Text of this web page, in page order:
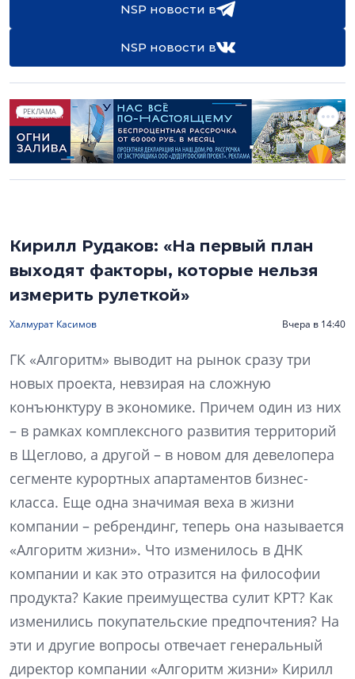
NSP новости в
NSP новости в
РЕКЛАМА
Кирилл Рудаков: «На первый план
выходят факторы, которые нельзя
измерить рулеткой»
Халмурат Касимов Вчера в 14:40
ГК «Алгоритм» выводит на рынок сразу три
новых проекта, невзирая на сложную
конъюнктуру в экономике. Причем один из них
– в рамках комплексного развития территорий
в Щеглово, а другой – в новом для девелопера
сегменте курортных апартаментов бизнес-
класса. Еще одна значимая веха в жизни
компании – ребрендинг, теперь она называется
«Алгоритм жизни». Что изменилось в ДНК
компании и как это отразится на философии
продукта? Какие преимущества сулит КРТ? Как
изменились покупательские предпочтения? На
эти и другие вопросы отвечает генеральный
директор компании «Алгоритм жизни» Кирилл